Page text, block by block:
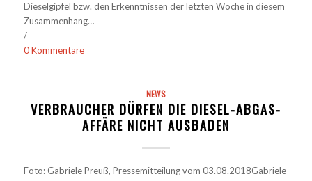
Dieselgipfel bzw. den Erkenntnissen der letzten Woche in diesem
Zusammenhang…
/
0 Kommentare
NEWS
VERBRAUCHER DÜRFEN DIE DIESEL-ABGAS-
AFFÄRE NICHT AUSBADEN
Foto: Gabriele Preuß, Pressemitteilung vom 03.08.2018Gabriele